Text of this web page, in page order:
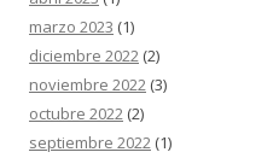
marzo 2023 (1)
diciembre 2022 (2)
noviembre 2022 (3)
octubre 2022 (2)
septiembre 2022 (1)